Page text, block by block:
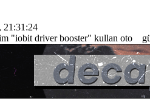
21:31:24
"iobit driver booster" kullan oto